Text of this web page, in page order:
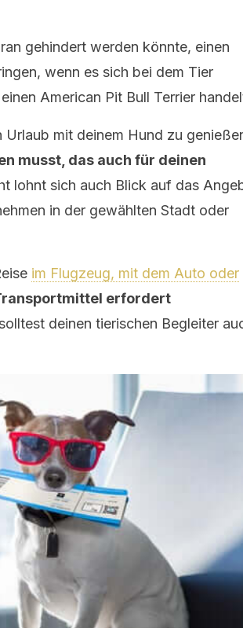
gehindert werden könnte, einen
wenn es sich bei dem Tier
American Pit Bull Terrier
mit deinem Hund zu
musst, das auch für deinen
lohnt sich auch Blick auf das
in der gewählten Stadt oder
im Flugzeug, mit dem Auto oder
erfordert
deinen tierischen Begleiter